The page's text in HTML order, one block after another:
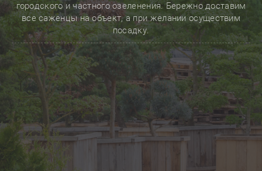
городского и частного озеленения. Бережно доставим
все саженцы на объект, а при желании осуществим
посадку.